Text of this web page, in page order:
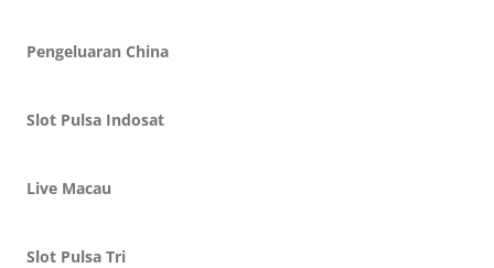
Pengeluaran China
Slot Pulsa Indosat
Live Macau
Slot Pulsa Tri